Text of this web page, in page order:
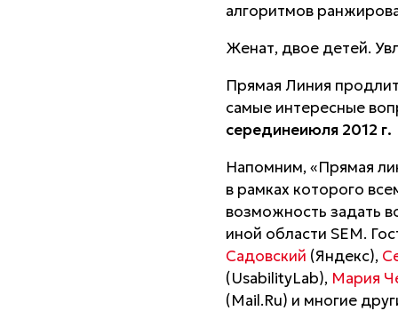
алгоритмов
Женат, двое детей.
Прямая Линия
самые интересные
серединеиюля 2012 г.
Напомним, «Прямая
в рамках которого
возможность задать
иной области SEM.
Садовский (Яндекс),
(UsabilityLab), Мария
(Mail.Ru) и многие